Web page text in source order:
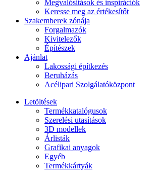
Megvalósítások és inspirációk
Keresse meg az értékesítőt
Szakemberek zónája
Forgalmazók
Kivitelezők
Építészek
Ajánlat
Lakossági építkezés
Beruházás
Acélipari Szolgálatóközpont
Letöltések
Termékkatalógusok
Szerelési utasítások
3D modellek
Árlisták
Grafikai anyagok
Egyéb
Termékkártyák